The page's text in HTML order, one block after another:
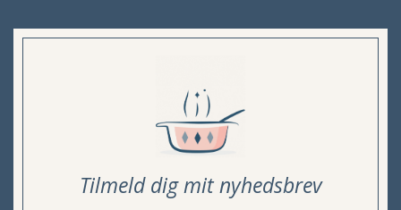
Tilmeld dig mit nyhedsbrev